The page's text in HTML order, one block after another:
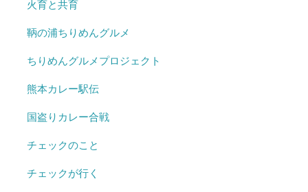
火育と共育
鞆の浦ちりめんグルメ
ちりめんグルメプロジェクト
熊本カレー駅伝
国盗りカレー合戦
チェックのこと
チェックが行く